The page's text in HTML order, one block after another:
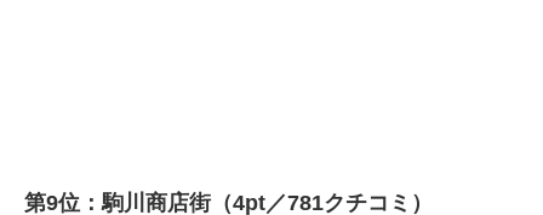
第9位：駒川商店街（4pt／781クチコミ）